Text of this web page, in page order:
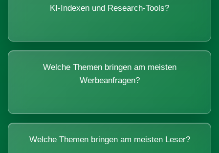
KI-Indexen und Research-Tools?
Welche Themen bringen am meisten
Werbeanfragen?
Welche Themen bringen am meisten Leser?